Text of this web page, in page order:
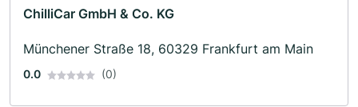
ChilliCar GmbH & Co. KG
Münchener Straße 18, 60329 Frankfurt am Main
0.0 (0)